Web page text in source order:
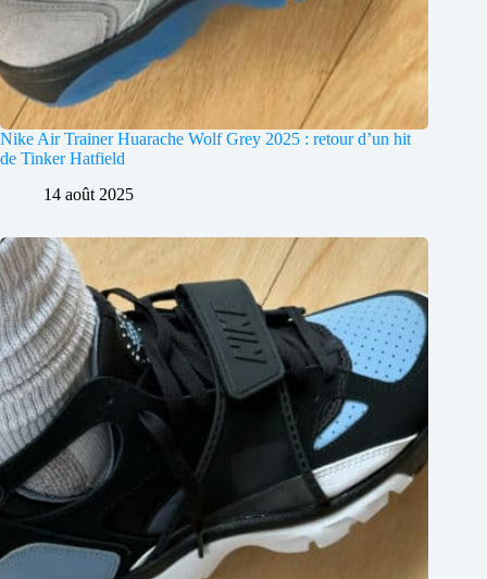
Nike Air Trainer Huarache Wolf Grey 2025 : retour d’un hit
de Tinker Hatfield
14 août 2025